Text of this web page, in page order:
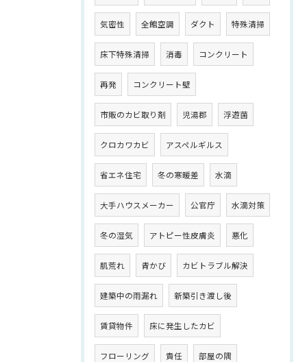
気密性 全館空調 ダクト 特殊清掃
床下特殊清掃 消毒 コンクリート
再発 コンクリート壁
市販のカビ取り剤 児湯郡 浮遊菌
クロカワカビ アスペルギルス
省エネ住宅 冬の寒暖差 水滴
大手ハウスメーカー 公官庁 水滴対策
冬の湿気 アトピー性皮膚炎 悪化
肌荒れ 青かび カビトラブル解決
建築中の雨漏れ 新築引き渡し後
賃貸物件 床に発生したカビ
フローリング 責任 部屋の隅